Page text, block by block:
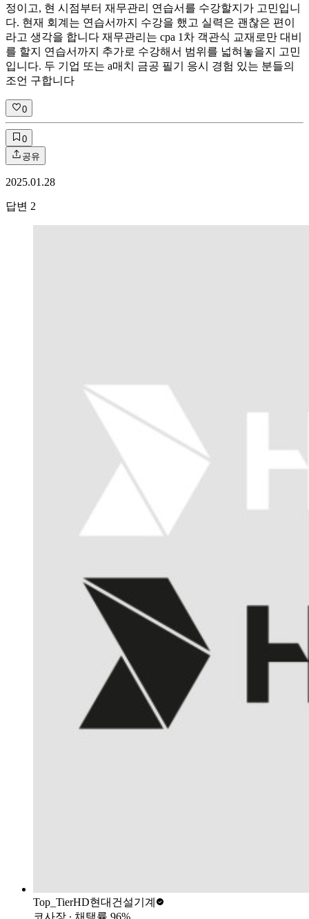
정이고, 현 시점부터 재무관리 연습서를 수강할지가 고민입니
다. 현재 회계는 연습서까지 수강을 했고 실력은 괜찮은 편이
라고 생각을 합니다 재무관리는 cpa 1차 객관식 교재로만 대비
를 할지 연습서까지 추가로 수강해서 범위를 넓혀놓을지 고민
입니다. 두 기업 또는 a매치 금공 필기 응시 경험 있는 분들의
조언 구합니다
0
0
공유
2025.01.28
답변 2
Top_TierHD현대건설기계
코사장 ∙ 채택률 96%